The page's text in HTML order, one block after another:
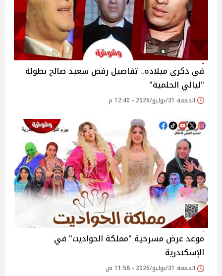
في ذكرى ميلاده.. تفاصيل رفض سعيد صالح بطولة
"ليالي الحلمية"
الجمعة 31/يوليو/2026 - 12:40 م
موعد عرض مسرحية "مملكة الحواديت" في
الإسكندرية
الجمعة 31/يوليو/2026 - 11:58 ص